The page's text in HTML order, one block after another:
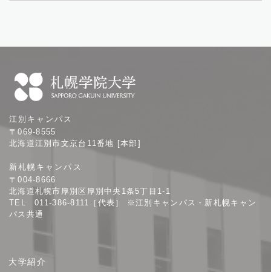
幌
学
大
学
江別キャンパス
〒069-8555
北海道江別市文京台11番地 [本部]
新札幌キャンパス
〒004-8666
北海道札幌市厚別区厚別中央1条5丁目1-1
TEL 011-386-8111［代表］ ※江別キャンパス・新札幌キャン
パス共通
大学紹介